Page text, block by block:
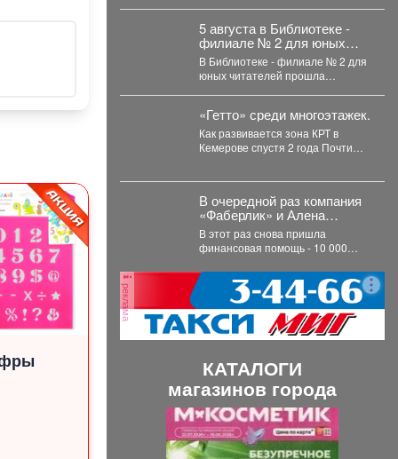
мероприятия: ярмарка вакансий,
индивидуальные...
5 августа в Библиотеке -
филиале № 2 для юных
читателей прошла
познавательно-
развлекательная
программа к
Международному дню
светофора
В Библиотеке - филиале № 2 для
юных читателей прошла
дню...
«Гетто» среди многоэтажек.
Как развивается зона КРТ в
Кемерове спустя 2 года Почти
В очередной раз компания
«Фаберлик» и Алена
Кемаева помогают нашим
хвостикам!
В этот раз снова пришла
финансовая помощь - 10 000
реклама
КАТАЛОГИ
магазинов города